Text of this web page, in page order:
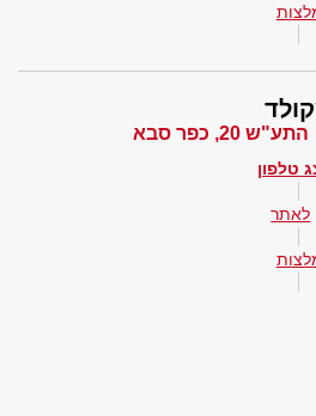
התע"ש 20, כפר סבא
טלפון
לאתר